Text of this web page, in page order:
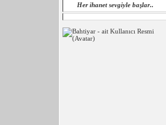
Her ihanet sevgiyle başlar..